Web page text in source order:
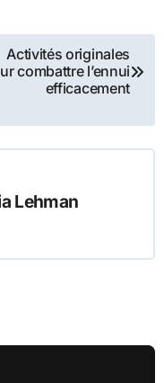
Activités originales
combattre l’ennui
efficacement
Lehman